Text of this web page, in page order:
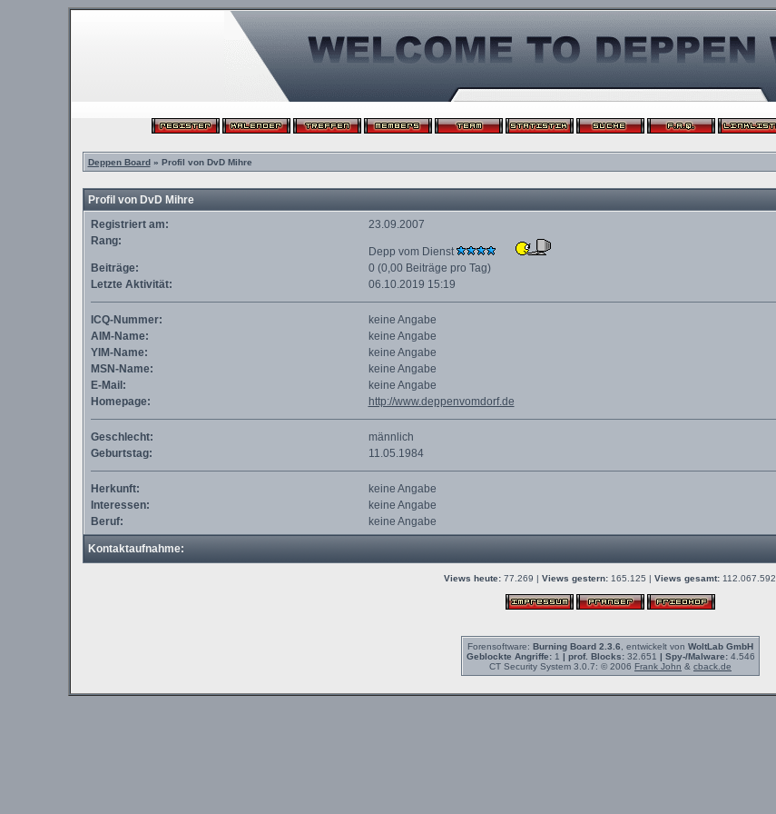
Deppen Board» Profil von DvD Mihre
Profil von DvD Mihre
Registriert am:
23.09.2007
Rang:
Depp vom Dienst
Beiträge:
0 (0,00 Beiträge pro Tag)
Letzte Aktivität:
06.10.2019 15:19
ICQ-Nummer:
keine Angabe
AIM-Name:
keine Angabe
YIM-Name:
keine Angabe
MSN-Name:
keine Angabe
E-Mail:
keine Angabe
Homepage:
http://www.deppenvomdorf.de
Geschlecht:
männlich
Geburtstag:
11.05.1984
Herkunft:
keine Angabe
Interessen:
keine Angabe
Beruf:
keine Angabe
Kontaktaufnahme:
Views heute: 77.269 | Views gestern: 165.125 | Views gesamt: 112.067.592
Forensoftware: Burning Board 2.3.6 , entwickelt von WoltLab GmbH
Geblockte Angriffe:1 | prof. Blocks:32.651 | Spy-/Malware:4.546
CT Security System 3.0.7: © 2006 Frank John & cback.de